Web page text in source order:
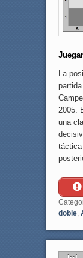
La
2005.
una
táctica
doble,